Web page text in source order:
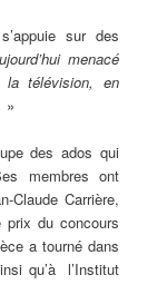
sur des
menacé
la télévision, en
»
des ados qui
membres ont
Claude Carrière,
du concours
a tourné dans
qu’à l’Institut